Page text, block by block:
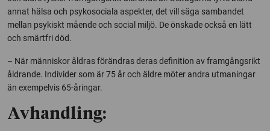
annat hälsa och psykosociala aspekter, det vill säga sambandet
mellan psykiskt mående och social miljö. De önskade också en lätt
och smärtfri död.
– När människor åldras förändras deras definition av framgångsrikt
åldrande. Individer som är 75 år och äldre möter andra utmaningar
än exempelvis 65-åringar.
Avhandling: